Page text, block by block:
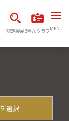
認定製品3重丸クラブMENU
選択